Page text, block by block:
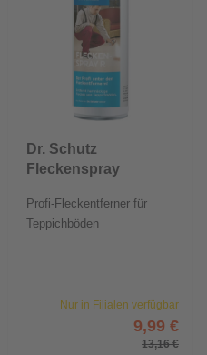
Dr. Schutz
Fleckenspray
Profi-Fleckentferner für
Teppichböden
Nur in Filialen verfügbar
9,99 €
13,16 €